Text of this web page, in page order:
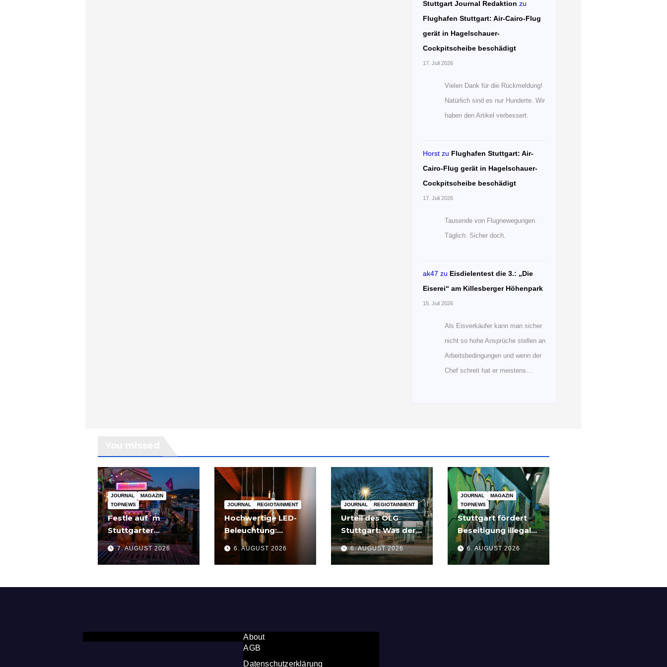
Stuttgart Journal Redaktion zu
Flughafen Stuttgart: Air-Cairo-Flug
gerät in Hagelschauer-
Cockpitscheibe beschädigt
17. Juli 2026
Vielen Dank für die Rückmeldung!
Natürlich sind es nur Hunderte. Wir
haben den Artikel verbessert.
Horstzu Flughafen Stuttgart: Air-
Cairo-Flug gerät in Hagelschauer-
Cockpitscheibe beschädigt
17. Juli 2026
Tausende von Flugnewegungen.
Täglich. Sicher doch.
ak47 zu Eisdielentest die 3.: „Die
Eiserei“ am Killesberger Höhenpark
15. Juli 2026
Als Eisverkäufer kann man sicher
nicht so hohe Ansprüche stellen an
Arbeitsbedingungen und wenn der
Chef schreit hat er meistens…
JOURNAL
MAGAZIN
TOPNEWS
Festle auf´m
Stuttgarter
Partyschiff: „Tier
am Pier“
7. AUGUST 2026
JOURNAL REGIOTAINMENT
Hochwertige LED-
Beleuchtung:
Warum sich Qualität
nach zwei Jahren
rechnet
6. AUGUST 2026
JOURNAL REGIOTAINMENT
Urteil des OLG
Stuttgart: Was der
Fall um die
Umgehung von
Russland-
6. AUGUST 2026
JOURNAL
MAGAZIN
TOPNEWS
Stuttgart fördert
Beseitigung illegaler
Graffiti an privaten
Gebäuden –
Zuschüsse bis 3.500
6. AUGUST 2026
About
AGB
Datenschutzerklärung